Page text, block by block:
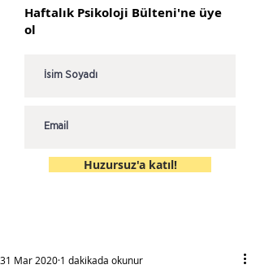
Haftalık Psikoloji Bülteni'ne üye
ol
Huzursuz'a katıl!
31 Mar 2020 1 dakikada okunur